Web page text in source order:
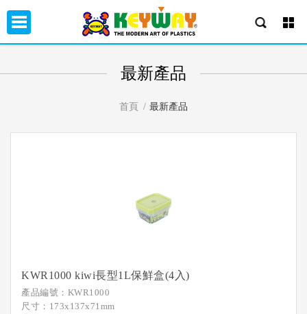
最新產品
首頁 最新產品
KWR1000 kiwi長型1L保鮮盒(4入)
產品編號：KWR1000
尺寸：173x137x71mm